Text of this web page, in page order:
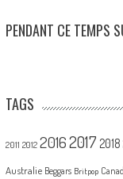
PENDANT CE TEMPS
TAGS
2011 2012 20162017 2018
Australie Beggars Britpop